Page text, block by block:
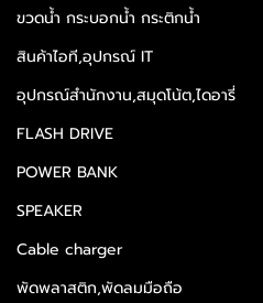
ขวดน้ำ กระบอกน้ำ กระติกน้ำ
สินค้าไอที,อุปกรณ์ IT
อุปกรณ์สำนักงาน,สมุดโน้ต,ไดอารี่
FLASH DRIVE
POWER BANK
SPEAKER
Cable charger
พัดพลาสติก,พัดลมมือถือ